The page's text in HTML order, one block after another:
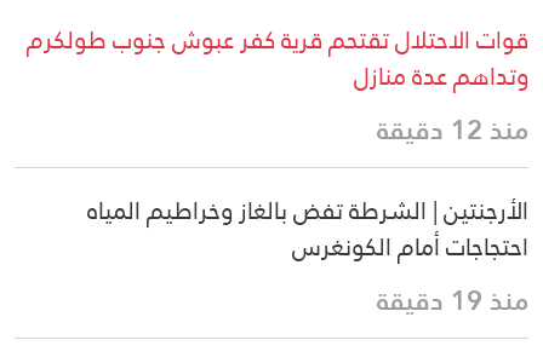
قوات الاحتلال تقتحم قرية كفر عبوش جنوب طولكرم
وتداهم عدة منازل
منذ 12 دقيقة
الأرجنتين | الشرطة تفض بالغاز وخراطيم المياه
احتجاجات أمام الكونغرس
منذ 19 دقيقة